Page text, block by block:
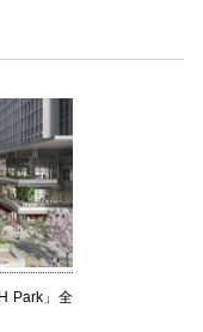
Park」全